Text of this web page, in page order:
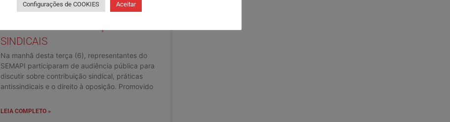
SEMAPI ACOMPANHA AUDIÊNCIA
SINDICAIS
Na manhã desta terça (6), representantes do
SEMAPI participaram de audiência pública para
discutir sobre contribuição sindical, práticas
antissindicais e o direito à oposição. Promovido
LEIA COMPLETO »
Configurações de COOKIES Aceitar